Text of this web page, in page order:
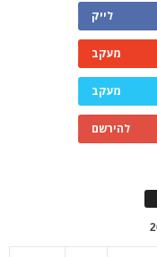
לייק
מעקב
מעקב
להירשם